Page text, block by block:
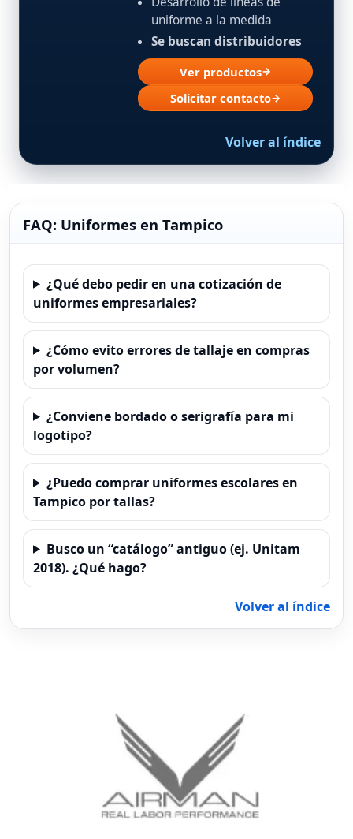
uniforme a la medida
Se buscan distribuidores
Ver productos→
Solicitar contacto→
Volver al índice
FAQ: Uniformes en Tampico
¿Qué debo pedir en una cotización de
uniformes empresariales?
¿Cómo evito errores de tallaje en compras
por volumen?
¿Conviene bordado o serigrafía para mi
logotipo?
¿Puedo comprar uniformes escolares en
Tampico por tallas?
Busco un “catálogo” antiguo (ej. Unitam
2018). ¿Qué hago?
Volver al índice